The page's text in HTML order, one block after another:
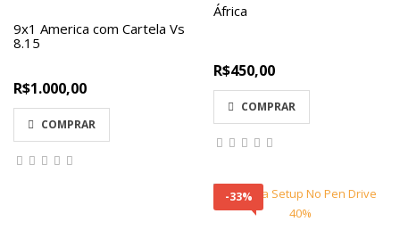
9x1 America com Cartela Vs
8.15
R$1.000,00
COMPRAR
África
R$450,00
COMPRAR
-33%